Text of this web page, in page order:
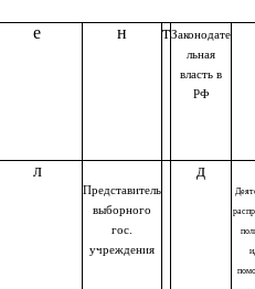
е н тЗаконодате
льная
власть в
РФ
л
Представитель
выборного
гос.
учреждения
д